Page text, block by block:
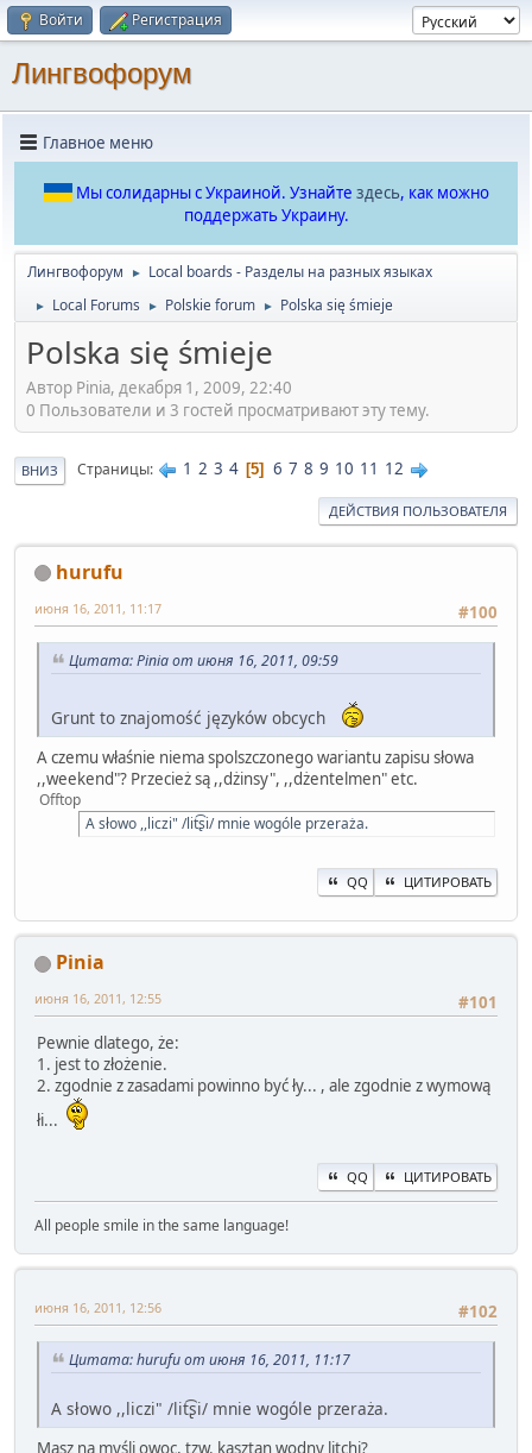
Войти Регистрация
Лингвофорум
Главное меню
Мы солидарны с Украиной. Узнайте здесь, как можно
поддержать Украину.
Лингвофорум ► Local boards - Разделы на разных языках
► Local Forums ► Polskie forum ► Polska się śmieje
Polska się śmieje
Автор Pinia, декабря 1, 2009, 22:40
0 Пользователи и 3 гостей просматривают эту тему.
ВНИЗ Страницы 1 2 3 4 5 6 7 8 9 10 11 12
ДЕЙСТВИЯ ПОЛЬЗОВАТЕЛЯ
hurufu
#100
июня 16, 2011, 11:17
Цитата: Pinia от июня 16, 2011, 09:59
Grunt to znajomość języków obcych
A czemu właśnie niema spolszczonego wariantu zapisu słowa
,,weekend"? Przecież są ,,dżinsy", ,,dżentelmen" etc.
Offtop
A słowo ,,liczi" /lit͡ʂi/ mnie wogóle przeraża.
QQ ЦИТИРОВАТЬ
Pinia
#101
июня 16, 2011, 12:55
Pewnie dlatego, że:
1. jest to złożenie.
2. zgodnie z zasadami powinno być ły... , ale zgodnie z wymową
łi...
QQ ЦИТИРОВАТЬ
All people smile in the same language!
#102
июня 16, 2011, 12:56
Цитата: hurufu от июня 16, 2011, 11:17
A słowo ,,liczi" /lit͡ʂi/ mnie wogóle przeraża.
Masz na myśli owoc, tzw. kasztan wodny litchi?